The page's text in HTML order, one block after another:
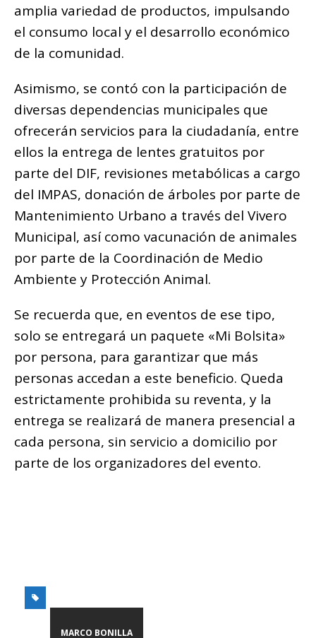
amplia variedad de productos, impulsando
el consumo local y el desarrollo económico
de la comunidad.
Asimismo, se contó con la participación de
diversas dependencias municipales que
ofrecerán servicios para la ciudadanía, entre
ellos la entrega de lentes gratuitos por
parte del DIF, revisiones metabólicas a cargo
del IMPAS, donación de árboles por parte de
Mantenimiento Urbano a través del Vivero
Municipal, así como vacunación de animales
por parte de la Coordinación de Medio
Ambiente y Protección Animal.
Se recuerda que, en eventos de ese tipo,
solo se entregará un paquete «Mi Bolsita»
por persona, para garantizar que más
personas accedan a este beneficio. Queda
estrictamente prohibida su reventa, y la
entrega se realizará de manera presencial a
cada persona, sin servicio a domicilio por
parte de los organizadores del evento.
MARCO BONILLA